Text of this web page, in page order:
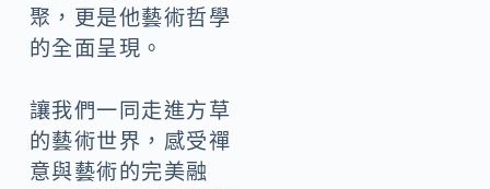
聚，更是他藝術哲學
的全面呈現。
讓我們一同走進方草
的藝術世界，感受禪
意與藝術的完美融